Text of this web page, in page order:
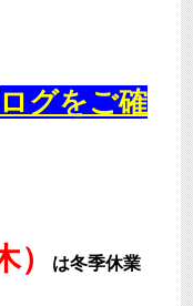
グをご確
は冬季休業